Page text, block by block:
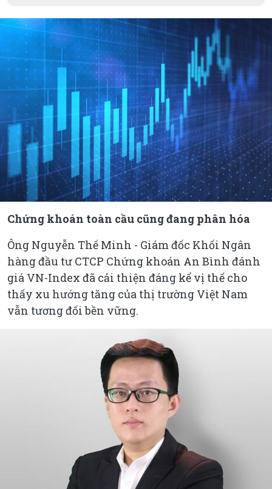
Chứng khoán toàn cầu cũng đang phân hóa
Ông Nguyễn Thế Minh - Giám đốc Khối Ngân
hàng đầu tư CTCP Chứng khoán An Bình đánh
giá VN-Index đã cải thiện đáng kể vị thế cho
thấy xu hướng tăng của thị trường Việt Nam
vẫn tương đối bền vững.